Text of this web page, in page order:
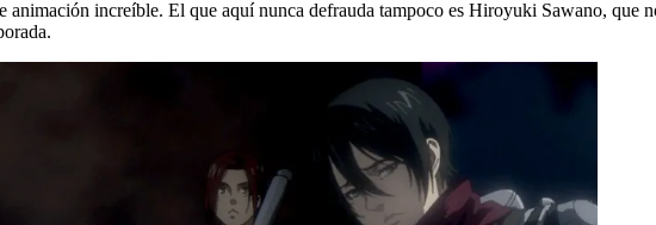
animación increíble. El que aquí nunca defrauda tampoco es Hiroyuki Sawano, que